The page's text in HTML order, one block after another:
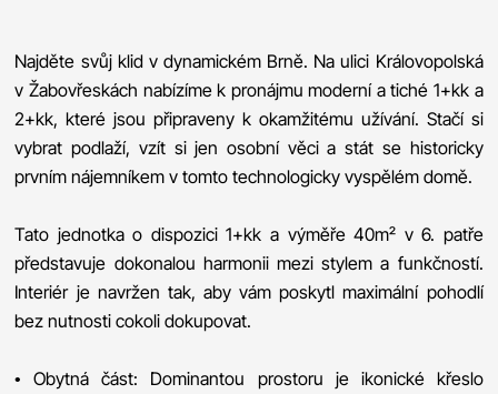
Najděte svůj klid v dynamickém Brně. Na ulici Královopolská
v Žabovřeskách nabízíme k pronájmu moderní a tiché 1+kk a
2+kk, které jsou připraveny k okamžitému užívání. Stačí si
vybrat podlaží, vzít si jen osobní věci a stát se historicky
prvním nájemníkem v tomto technologicky vyspělém domě.
Tato jednotka o dispozici 1+kk a výměře 40m² v 6. patře
představuje dokonalou harmonii mezi stylem a funkčností.
Interiér je navržen tak, aby vám poskytl maximální pohodlí
bez nutnosti cokoli dokupovat.
• Obytná část: Dominantou prostoru je ikonické křeslo